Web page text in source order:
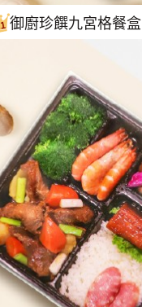
御廚珍饌九宮格餐盒